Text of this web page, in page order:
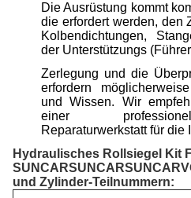
Die Ausrüstung kommt
die erfordert werden, den
Kolbendichtungen,
der Unterstützungs
Zerlegung und die
erfordern
und Wissen. Wir
einer
Reparaturwerkstatt für die
Hydraulisches Rollsiegel Kit
und Zylinder-Teilnummern: